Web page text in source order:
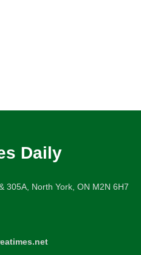
Daily
305A, North York, ON M2N 6H7